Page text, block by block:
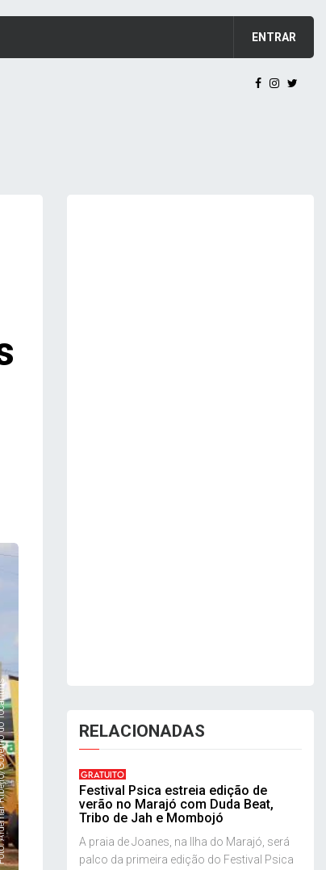
ENTRAR
do Tocantins RELACIONADAS
GRATUITO
Festival Psica estreia edição de
verão no Marajó com Duda Beat,
Tribo de Jah e Mombojó
A praia de Joanes, na Ilha do Marajó, será
palco da primeira edição do Festival Psica